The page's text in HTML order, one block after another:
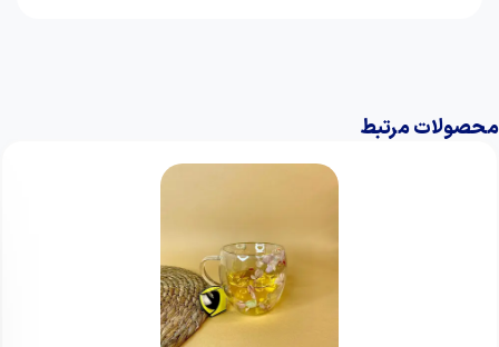
محصولات مرتبط